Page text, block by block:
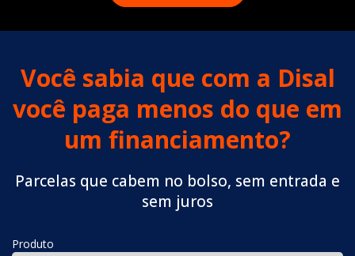
Você sabia que com a Disal
você paga menos do que em
um financiamento?
Parcelas que cabem no bolso, sem entrada e
sem juros
Produto